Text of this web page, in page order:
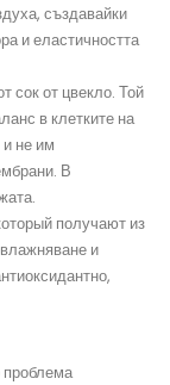
създавайки
и еластичността
сок от цвекло. Той
в клетките на
и не им
В
получают из
и